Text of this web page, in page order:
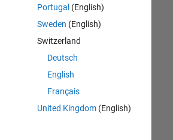
Portugal (English)
Sweden (English)
Switzerland
Deutsch
English
Français
United Kingdom(English)